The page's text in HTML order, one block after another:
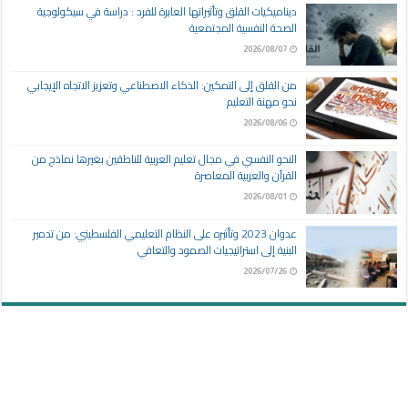
ديناميكيات القلق وتأثيراتها العابرة للفرد : دراسة في سيكولوجية
الصحة النفسية المجتمعية
2026/08/07
من القلق إلى التمكين: الذكاء الاصطناعي وتعزيز الاتجاه الإيجابي
نحو مهنة التعليم
2026/08/06
النحو النفسي في مجال تعليم العربية للناطقين بغيرها نماذج من
القرآن والعربية المعاصرة
2026/08/01
عدوان 2023 وتأثيره على النظام التعليمي الفلسطيني: من تدمير
البنية إلى استراتيجيات الصمود والتعافي
2026/07/26